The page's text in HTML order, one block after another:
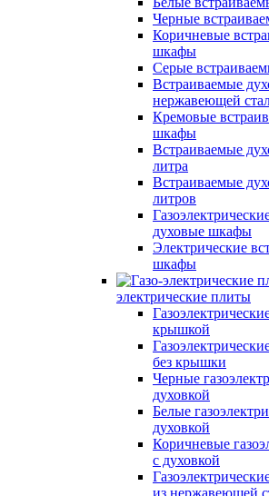
Черные
Коричневые
шкафы
Серые
Встраиваемые
нержавеющей
Кремовые
шкафы
Встраиваемые
литра
Встраиваемые
литров
духовые шкафы
Электрические
шкафы
электрические плиты
крышкой
без крышки
Черные
духовкой
Белые
духовкой
Коричневые
с духовкой
из нержавеющей